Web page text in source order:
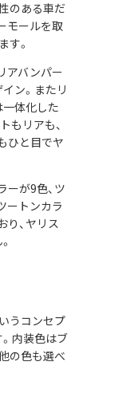
のある車だ
モールを取
す。
アバンパー
ン。またリ
体化した
もリアも、
ひと目でヤ
ーが9色、ツ
ートンカラ
り、ヤリス
うコンセプ
内装色はブ
の色も選べ